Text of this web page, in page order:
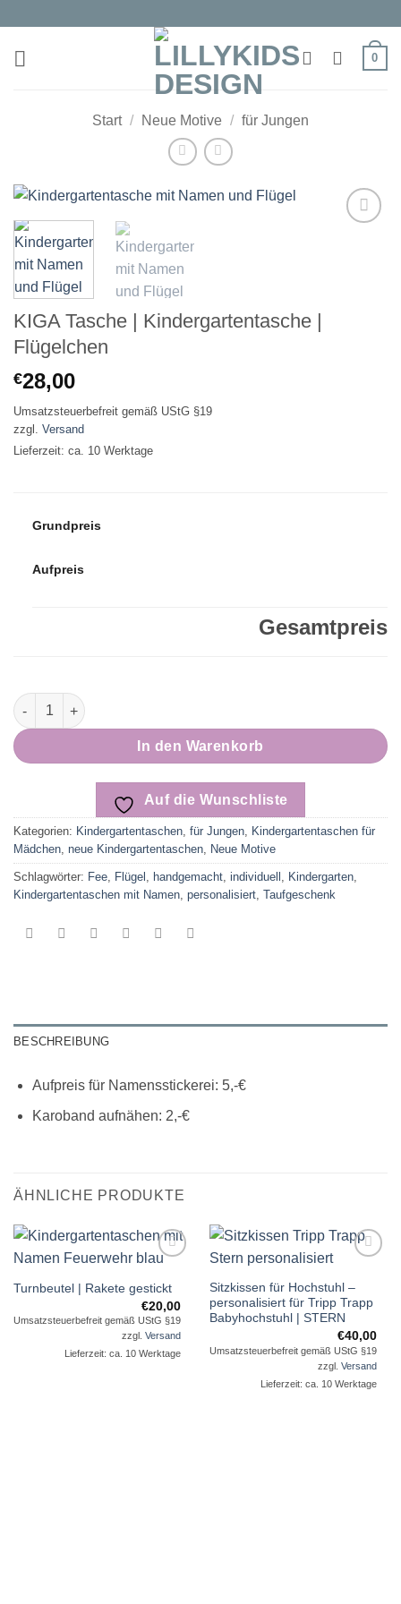
springen
0
Start / Neue Motive / für Jungen
KIGA Tasche | Kindergartentasche |
Flügelchen
€28,00
Umsatzsteuerbefreit gemäß UStG §19
zzgl. Versand
Lieferzeit: ca. 10 Werktage
Grundpreis
Aufpreis
Gesamtpreis
KIGA Tasche | Kindergartentasche | Flügelchen Menge
In den Warenkorb
Auf die Wunschliste
Kategorien: Kindergartentaschen für Jungen
Kindergartentaschen für
Mädchen neue Kindergartentaschen Neue Motive
Schlagwörter: Fee Flügel handgemacht individuell Kindergarten
Kindergartentaschen mit Namen personalisiert Taufgeschenk
BESCHREIBUNG
Aufpreis für Namensstickerei: 5,-€
Karoband aufnähen: 2,-€
ÄHNLICHE PRODUKTE
Wunschliste
Turnbeutel | Rakete gestickt
€20,00
Umsatzsteuerbefreit gemäß UStG §19
zzgl. Versand
Lieferzeit: ca. 10 Werktage
Wunschliste
Sitzkissen für Hochstuhl –
personalisiert für Tripp Trapp
Babyhochstuhl | STERN
€40,00
Umsatzsteuerbefreit gemäß UStG §19
zzgl. Versand
Lieferzeit: ca. 10 Werktage